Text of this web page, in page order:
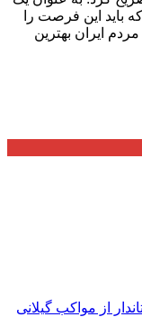
باید این فرصت را
ایران بهترین
از مواکب گیلانی